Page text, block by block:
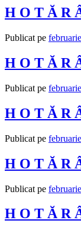
H O T Ă R
Publicat pe
H O T Ă R
Publicat pe
H O T Ă R
Publicat pe
H O T Ă R
Publicat pe
H O T Ă R